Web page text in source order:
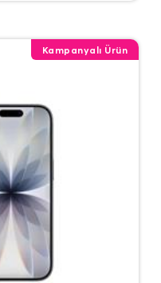
Kampanyalı Ürün